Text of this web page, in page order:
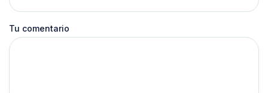
Tu comentario